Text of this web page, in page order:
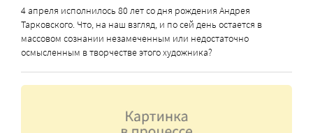
4 апреля исполнилось 80 лет со дня рождения Андрея
Тарковского. Что, на наш взгляд, и по сей день остается в
массовом сознании незамеченным или недостаточно
осмысленным в творчестве этого художника?